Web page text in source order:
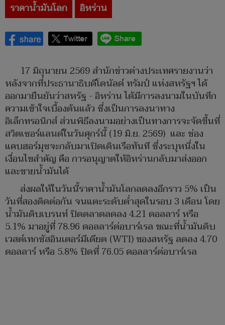
ราคาน้ำมันโลก
อิหร่าน
17 มิถุนายน 2569 สำนักข่าวต่างประเทศรายงานว่า
หลังจากที่ประธานาธิบดีโดนัลด์ ทรัมป์ แห่งสหรัฐฯ ได้
ออกมายืนยันว่าสหรัฐ - อิหร่าน ได้มีการลงนามในบันทึก
ความเข้าใจเบื้องต้นแล้ว ซึ่งเป็นการลงนาทาง
อิเล็กทรอนิกส์ ส่วนพิธีลงนามอย่างเป็นทางการจะจัดขึ้นที่
สวิตเซอร์แลนด์ในวันศุกร์นี้ (19 มิ.ย. 2569) และ ช่อง
แคบฮอร์มุซจะกลับมาเปิดเดินเรือทันที ซึ่งระบุหนึ่งใน
เงื่อนไขสำคัญ คือ การอนุญาตให้อิหร่านกลับมาส่งออก
และขายน้ำมันได้
ส่งผลให้ในวันนี้ราคาน้ำมันโลกลดลงอีกราว 5% เป็น
วันที่สองติดต่อกัน จนแตะระดับต่ำสุดในรอบ 3 เดือน โดย
น้ำมันดิบเบรนท์ ปิดตลาดลดลง 4.21 ดอลลาร์ หรือ
5.1% มาอยู่ที่ 78.96 ดอลลาร์ต่อบาร์เรล ขณะที่น้ำมันดิบ
เวสต์เทกซัสอินเตอร์มีเดียต (WTI) ของสหรัฐ ลดลง 4.70
ดอลลาร์ หรือ 5.8% ปิดที่ 76.05 ดอลลาร์ต่อบาร์เรล